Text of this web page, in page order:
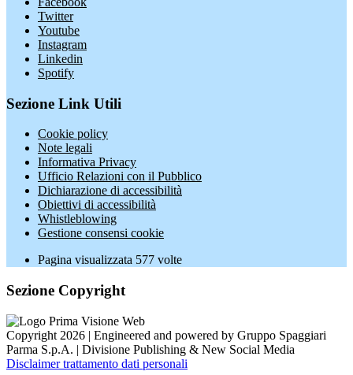
Twitter
Youtube
Instagram
Linkedin
Spotify
Sezione Link Utili
Cookie policy
Note legali
Informativa Privacy
Ufficio Relazioni con il Pubblico
Dichiarazione di accessibilità
Obiettivi di accessibilità
Whistleblowing
Gestione consensi cookie
Pagina visualizzata 577 volte
Sezione Copyright
Copyright 2026 | Engineered and powered by Gruppo Spaggiari
Parma S.p.A. | Divisione Publishing & New Social Media
Disclaimer trattamento dati personali